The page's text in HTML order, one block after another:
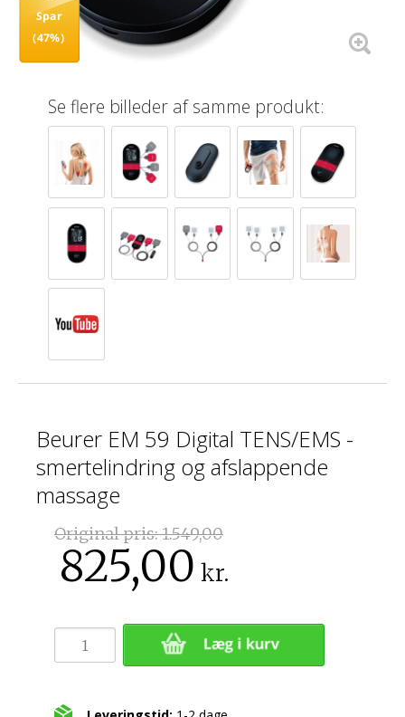
Spar
(47%)
Se flere billeder af samme produkt:
Beurer EM 59 Digital TENS/EMS -
smertelindring og afslappende
massage
Original pris:1.549,00
825,00 kr.